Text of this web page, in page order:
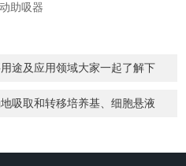
途及应用领域大家一起了解下
吸取和转移培养基、细胞悬液